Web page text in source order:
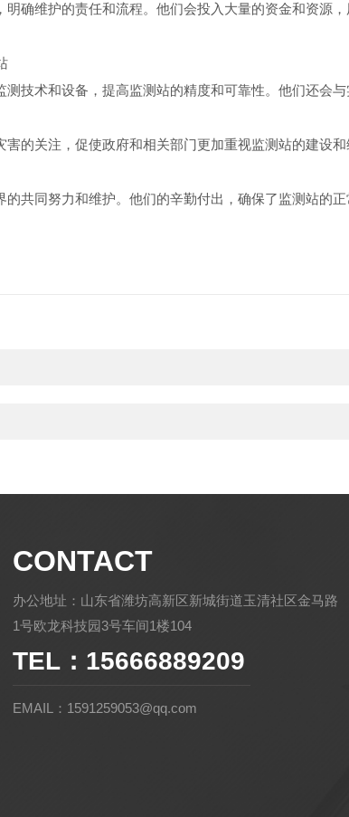
维护的责任和流程。他们会投入大量的资金和资源
术和设备，提高监测站的精度和可靠性。他们还会与
关注，促使政府和相关部门更加重视监测站的建设和
同努力和维护。他们的辛勤付出，确保了监测站的正
CONTACT
办公地址：山东省潍坊高新区新城街道玉清社区金马路
1号欧龙科技园3号车间1楼104
TEL：15666889209
EMAIL：1591259053@qq.com